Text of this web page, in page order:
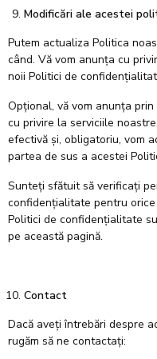
Modificări ale acestei
Putem actualiza Politica
când. Vă vom anunța cu
noii Politici de
Opțional, vă vom anunța
cu privire la serviciile
efectivă și, obligatoriu, vom
partea de sus a acestei
Sunteți sfătuit să verificați
confidențialitate pentru
Politici de confidențialitate
pe această pagină.
Contact
Dacă aveți întrebări despre
rugăm să ne contactați: